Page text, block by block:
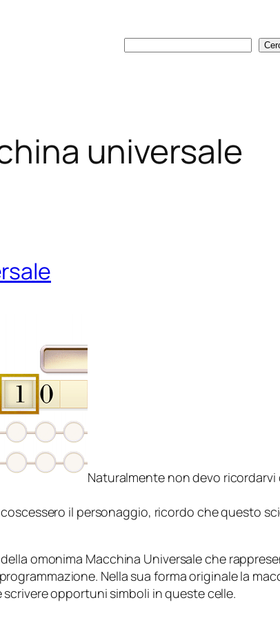
Cerca
universale
Naturalmente non devo ricordarvi
il personaggio, ricordo che questo
omonima Macchina Universaleche
Nella sua forma originale la
opportuni simboli in queste celle.